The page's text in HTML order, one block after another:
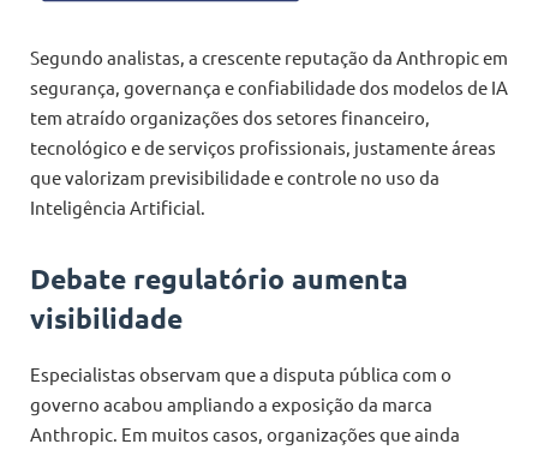
Segundo analistas, a crescente reputação da Anthropic em
segurança, governança e confiabilidade dos modelos de IA
tem atraído organizações dos setores financeiro,
tecnológico e de serviços profissionais, justamente áreas
que valorizam previsibilidade e controle no uso da
Inteligência Artificial.
Debate regulatório aumenta
visibilidade
Especialistas observam que a disputa pública com o
governo acabou ampliando a exposição da marca
Anthropic. Em muitos casos, organizações que ainda